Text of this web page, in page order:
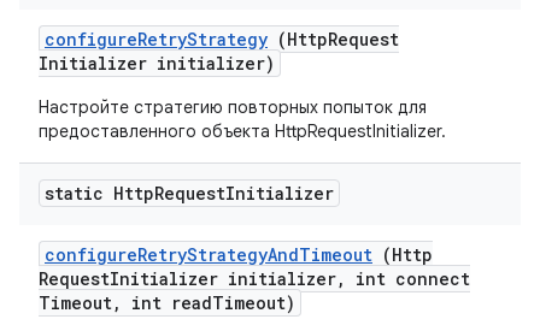
configureRetryStrategy (HttpRequest
Initializer initializer)
Настройте стратегию повторных попыток для
предоставленного объекта HttpRequestInitializer.
static HttpRequestInitializer
configureRetryStrategyAndTimeout (Http
RequestInitializer initializer,
int connect
Timeout, int readTimeout)